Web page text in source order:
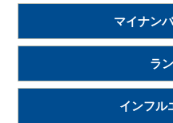
マイナン
ラ
インフル